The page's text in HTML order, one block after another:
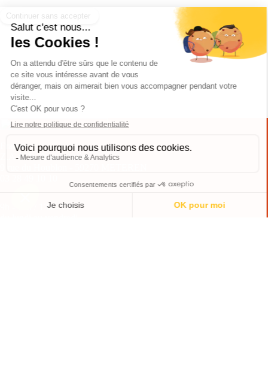
France
Z.A de la Houblonnière
9h - 12h / 13h - 17h